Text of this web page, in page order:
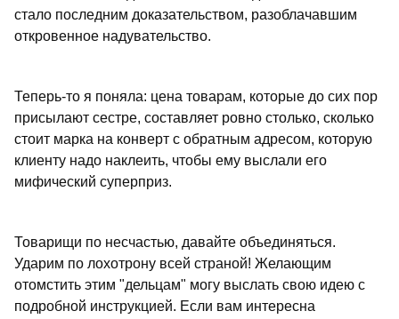
стало последним доказательством, разоблачавшим
откровенное надувательство.
Теперь-то я поняла: цена товарам, которые до сих пор
присылают сестре, составляет ровно столько, сколько
стоит марка на конверт с обратным адресом, которую
клиенту надо наклеить, чтобы ему выслали его
мифический суперприз.
Товарищи по несчастью, давайте объединяться.
Ударим по лохотрону всей страной! Желающим
отомстить этим "дельцам" могу выслать свою идею с
подробной инструкцией. Если вам интересна